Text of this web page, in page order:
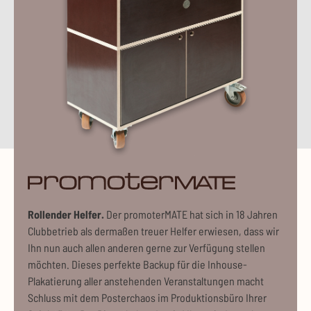
Rollender Helfer. Der promoterMATE hat sich in 18 Jahren
Clubbetrieb als dermaßen treuer Helfer erwiesen, dass wir
Ihn nun auch allen anderen gerne zur Verfügung stellen
möchten. Dieses perfekte Backup für die Inhouse-
Plakatierung aller anstehenden Veranstaltungen macht
Schluss mit dem Posterchaos im Produktionsbüro Ihrer